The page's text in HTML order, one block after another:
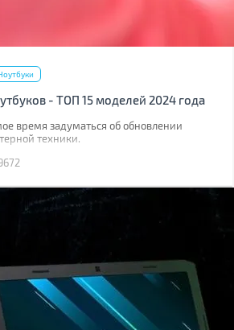
- ТОП 15 моделей 2024 года
время задуматься об обновлении
техники.